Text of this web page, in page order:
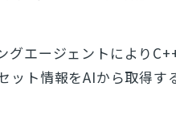
グエージェントにより
ット情報をAIから取得す